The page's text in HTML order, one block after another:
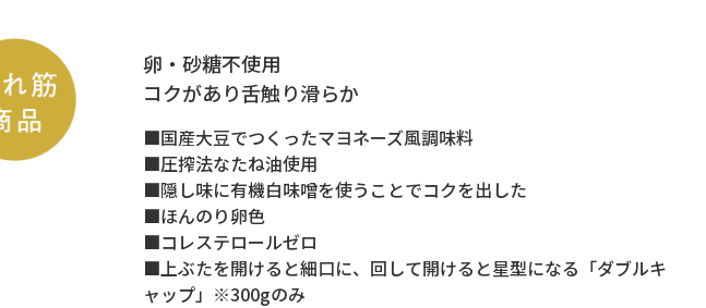
卵・砂糖不使用
コクがあり舌触り滑らか
■国産大豆でつくったマヨネーズ風調味料
■圧搾法なたね油使用
■隠し味に有機白味噌を使うことでコクを出した
■ほんのり卵色
■コレステロールゼロ
■上ぶたを開けると細口に、回して開けると星型になる「ダブルキ
ャップ」※300gのみ